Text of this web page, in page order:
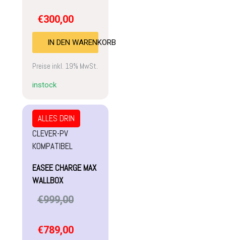
€300,00
IN DEN WARENKORB
Preise inkl. 19% MwSt.
instock
ALLES DRIN
CLEVER-PV
KOMPATIBEL
EASEE CHARGE MAX
WALLBOX
€999,00
€789,00